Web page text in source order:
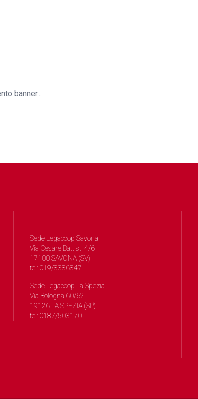
banner...
Sede Legacoop Savona
Via Cesare Battisti 4/6
17100 SAVONA (SV)
tel: 019/8386847
Sede Legacoop La Spezia
Via Bologna 60/62
19126 LA SPEZIA (SP)
tel: 0187/503170